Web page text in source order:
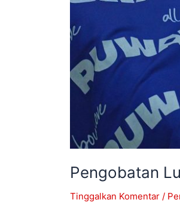
Pengobatan
Tinggalkan Komentar /